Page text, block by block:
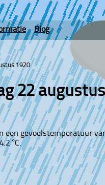
Blog
1920
22
een gevoelstemperatuur
°C.